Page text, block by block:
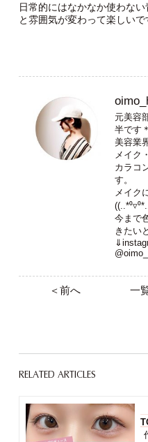
日常的にはなかなか使わな
と雰囲気が変わって楽しいで
元美容
半です＊
美容業
メイク
カラコ
す。
メイク
今まで
きたい
＜前へ 一
RELATED ARTICLES